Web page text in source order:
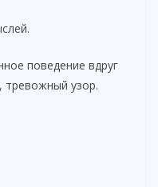
поведение вдруг
тревожный узор.